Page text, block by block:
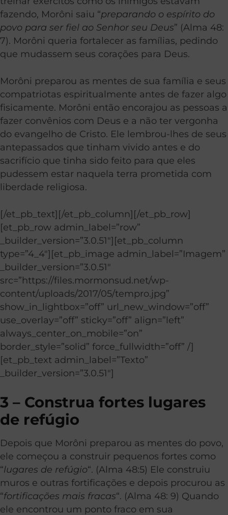
fazendo, Morôni saiu “preparando o espírito do
povo para ser fiel ao Senhor seu Deus” (Alma 48:
7). Morôni queria fortalecer as famílias, pedindo
que mudassem seus corações para Deus.
Morôni preparou as mentes de sua família e seus
compatriotas espiritualmente antes de fazer algo
fisicamente. Morôni então encorajou as pessoas a
fazer convênios com Deus e a não ter vergonha
do evangelho de Cristo. Ele lembrou-lhes de seus
antepassados que tinham vivido antes e do
sacrifício que tinha sido feito para que eles
pudessem estar naquela terra prometida com
liberdade religiosa.
[/et_pb_text][/et_pb_column][/et_pb_row]
[et_pb_row admin_label=”row”
_builder_version=”3.0.51″][et_pb_column
type=”4_4″][et_pb_image admin_label=”Imagem”
_builder_version=”3.0.51″
src=”https://files.mormonsud.net/wp-
content/uploads/2017/05/tempro.jpg”
show_in_lightbox=”off” url_new_window=”off”
use_overlay=”off” sticky=”off” align=”left”
always_center_on_mobile=”on”
border_style=”solid” force_fullwidth=”off” /]
[et_pb_text admin_label=”Texto”
_builder_version=”3.0.51″]
3 – Construa fortes lugares
de refúgio
Depois que Morôni preparou as mentes do povo,
ele começou a construir pequenos fortes como
“lugares de refúgio“. (Alma 48:5) Ele construiu
muros e outras fortificações e depois procurou as
“fortificações mais fracas“. (Alma 48: 9) Quando
ele encontrou um ponto fraco em sua